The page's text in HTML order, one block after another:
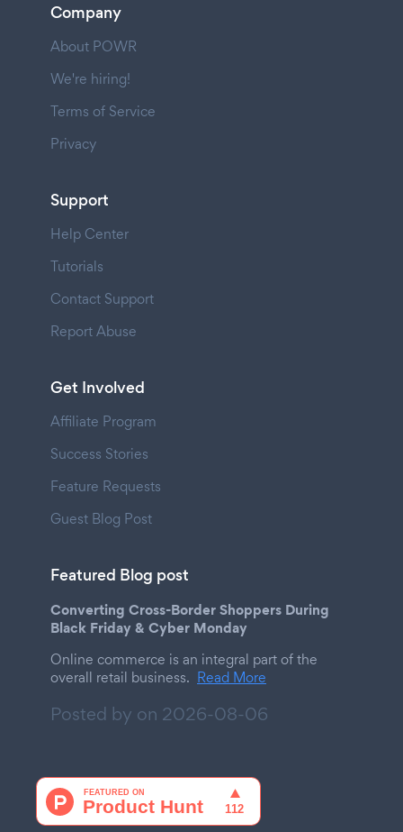
Company
About POWR
We're hiring!
Terms of Service
Privacy
Support
Help Center
Tutorials
Contact Support
Report Abuse
Get Involved
Affiliate Program
Success Stories
Feature Requests
Guest Blog Post
Featured Blog post
Converting Cross-Border Shoppers During
Black Friday & Cyber Monday
Online commerce is an integral part of the
overall retail business. Read More
Posted by on 2026-08-06